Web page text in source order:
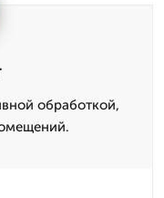
обработкой,